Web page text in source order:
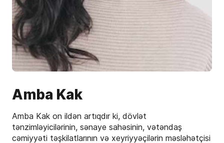
Amba Kak
Amba Kak on ildən artıqdır ki, dövlət
tənzimləyicilərinin, sənaye sahəsinin, vətəndaş
cəmiyyəti təşkilatlarının və xeyriyyəçilərin məsləhətçisi